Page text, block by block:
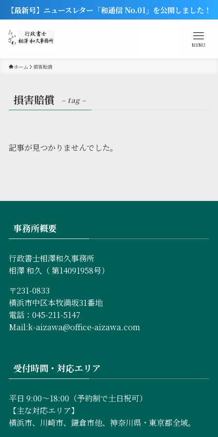
【最新号】ニュースレター「和通信 No.01」を公開しました！
MENU
ホーム 損害賠償
損害賠償 – tag –
記事が見つかりませんでした。
事務所概要
行政書士相澤和久事務所
相澤 和久（ 第14091958号）
〒231-0833
横浜市中区本牧満坂31番地
電話：045-211-5147
Mail:k-aizawa@office-aizawa.com
受付時間・対応エリア
平日 9:00〜18:00（予約制で土日祝可）
【主な対応エリア】
横浜市、川崎市、鎌倉市他、神奈川県・東京都全域。